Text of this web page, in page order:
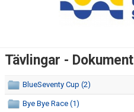
TÄVLINGSKALENDER
Tävlingar - Dokument
BlueSeventy Cup (2)
Bye Bye Race (1)